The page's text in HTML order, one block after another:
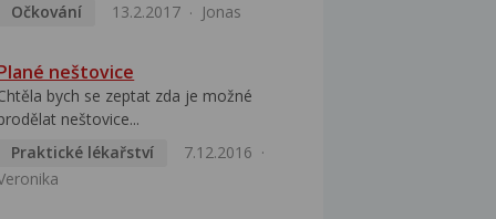
Očkování
13.2.2017 Jonas
neštovice
bych se zeptat zda je možné
neštovice...
Praktické lékařství
7.12.2016